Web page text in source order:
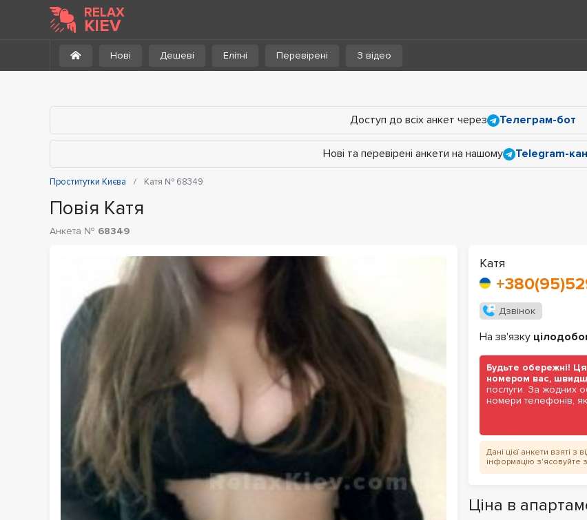
RELAX
KIEV
Нові Дешеві Елітні Перевірені З відео
Доступ до всіх анкет через Телеграм-бот
Нові та перевірені анкети на нашому Telegram-
Проститутки Києва Катя № 68349
Повія Катя
Анкета № 68349
Катя
Дзвінок
На зв'язку
Будьте обережні!
номером вас,
послуги. За жодних
номери телефонів,
Дані цієї анкети взяті з
інформацію з'ясовуйте
Ціна в